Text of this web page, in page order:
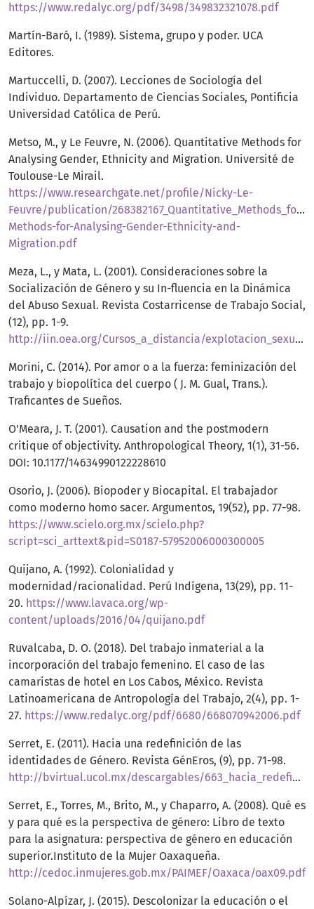
https://www.redalyc.org/pdf/3498/349832321078.pdf
Martín-Baró, I. (1989). Sistema, grupo y poder. UCA
Editores.
Martuccelli, D. (2007). Lecciones de Sociología del
Individuo. Departamento de Ciencias Sociales, Pontificia
Universidad Católica de Perú.
Metso, M., y Le Feuvre, N. (2006). Quantitative Methods for
Analysing Gender, Ethnicity and Migration. Université de
Toulouse-Le Mirail.
https://www.researchgate.net/profile/Nicky-Le-
Feuvre/publication/
Methods-for-Analysing-Gender-Ethnicity-and-
Migration.pdf
Meza, L., y Mata, L. (2001). Consideraciones sobre la
Socialización de Género y su In-fluencia en la Dinámica
del Abuso Sexual. Revista Costarricense de Trabajo Social,
(12), pp. 1-9.
http://iin.oea.org/Cursos_a_distancia/explotacion_sexual/Lectura11.genero%20y%20abuso.pdf
Morini, C. (2014). Por amor o a la fuerza: feminización del
trabajo y biopolítica del cuerpo ( J. M. Gual, Trans.).
Traficantes de Sueños.
O'Meara, J. T. (2001). Causation and the postmodern
critique of objectivity. Anthropological Theory, 1(1), 31-56.
DOI: 10.1177/14634990122228610
Osorio, J. (2006). Biopoder y Biocapital. El trabajador
como moderno homo sacer. Argumentos, 19(52), pp. 77-98.
https://www.scielo.org.mx/scielo.php?
script=sci_arttext&pid=S0187-57952006000300005
Quijano, A. (1992). Colonialidad y
modernidad/racionalidad. Perú Indígena, 13(29), pp. 11-
20. https://www.lavaca.org/wp-
content/uploads/2016/04/quijano.pdf
Ruvalcaba, D. O. (2018). Del trabajo inmaterial a la
incorporación del trabajo femenino. El caso de las
camaristas de hotel en Los Cabos, México. Revista
Latinoamericana de Antropología del Trabajo, 2(4), pp. 1-
27. https://www.redalyc.org/pdf/6680/668070942006.pdf
Serret, E. (2011). Hacia una redefinición de las
identidades de Género. Revista GénEros, (9), pp. 71-98.
http://bvirtual.ucol.mx/descargables/663_hacia_redefinicion_identidades.pdf
Serret, E., Torres, M., Brito, M., y Chaparro, A. (2008). Qué es
y para qué es la perspectiva de género: Libro de texto
para la asignatura: perspectiva de género en educación
superior.Instituto de la Mujer Oaxaqueña.
http://cedoc.inmujeres.gob.mx/PAIMEF/Oaxaca/oax09.pdf
Solano-Alpízar, J. (2015). Descolonizar la educación o el